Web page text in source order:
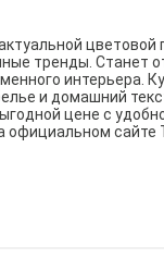
цветовой
тренды. Станет
интерьера.
и домашний
цене с
официальном сайте